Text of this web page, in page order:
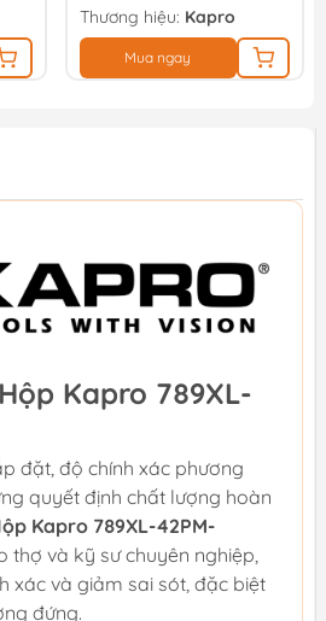
Thương hiệu: Kapro
Mua ngay
Kapro 789XL-
đặt, độ chính xác phương
quyết định chất lượng hoàn
Kapro 789XL-42PM-
thợ và kỹ sư chuyên nghiệp,
xác và giảm sai sót, đặc biệt
đứng.